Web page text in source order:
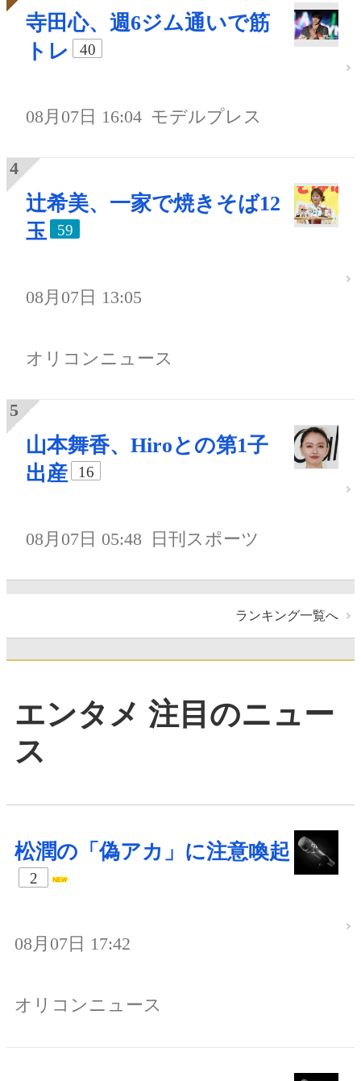
寺田心、週6ジム通いで筋
トレ
40
08月07日 16:04 モデルプレス
辻希美、一家で焼きそば12
玉
59
08月07日 13:05
オリコンニュース
山本舞香、Hiroとの第1子
出産
16
08月07日 05:48 日刊スポーツ
ランキング一覧へ
エンタメ 注目のニュー
ス
松潤の「偽アカ」に注意喚起
2
08月07日 17:42
オリコンニュース